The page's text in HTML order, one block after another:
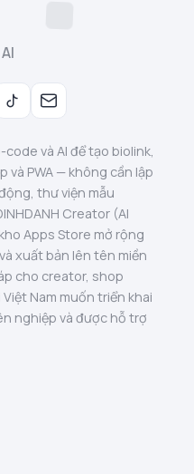
code và AI để tạo biolink,
PWA — không cần lập
thư viện mẫu
Creator (AI
Apps Store mở rộng
xuất bản lên tên miền
cho creator, shop
Nam muốn triển khai
nghiệp và được hỗ trợ